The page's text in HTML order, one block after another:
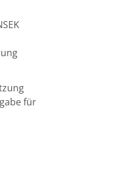
GESTALTEN
für